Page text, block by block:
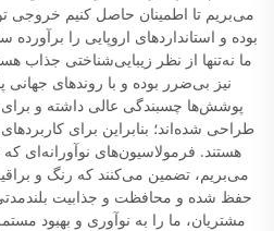
می‌بریم تا اطمینان حاصل کنیم خروجی
بوده و استانداردهای اروپایی را
ما نه‌تنها از نظر زیبایی‌شناختی جذاب
نیز بی‌ضرر بوده و با روندهای
پوشش‌ها چسبندگی عالی داشته و
طراحی شده‌اند؛ بنابراین برای
هستند. فرمولاسیون‌های نوآورانه‌ای
می‌بریم، تضمین می‌کنند که رنگ و
حفظ شده و محافظت و جذابیت بلندمدتی
مشتریان، ما را به نوآوری و بهبود